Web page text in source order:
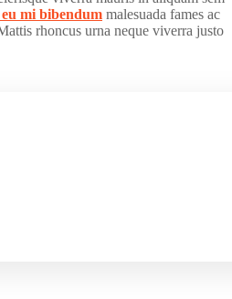
mi bibendum malesuada fames ac
rhoncus urna neque viverra justo